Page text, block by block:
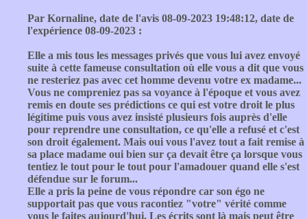
Par Kornaline, date de l'avis 08-09-2023 19:48:12, date de
l'expérience 08-09-2023 :
Elle a mis tous les messages privés que vous lui avez envoyé
suite à cette fameuse consultation où elle vous a dit que vous
ne resteriez pas avec cet homme devenu votre ex madame...
Vous ne compreniez pas sa voyance à l'époque et vous avez
remis en doute ses prédictions ce qui est votre droit le plus
légitime puis vous avez insisté plusieurs fois auprès d'elle
pour reprendre une consultation, ce qu'elle a refusé et c'est
son droit également. Mais oui vous l'avez tout a fait remise à
sa place madame oui bien sur ça devait être ça lorsque vous
tentiez le tout pour le tout pour l'amadouer quand elle s'est
défendue sur le forum...
Elle a pris la peine de vous répondre car son égo ne
supportait pas que vous racontiez "votre" vérité comme
vous le faites aujourd'hui. Les écrits sont là mais peut être